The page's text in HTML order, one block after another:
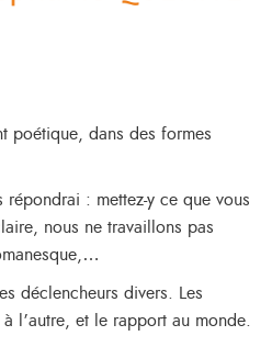
poétique, dans des formes
: mettez-y ce que vous
nous ne travaillons pas
déclencheurs divers. Les
l’autre, et le rapport au monde.